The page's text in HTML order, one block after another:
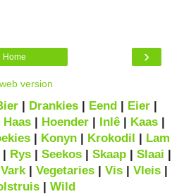
›
Home
version
| Drankies| Eend| Eier|
Haas | Hoender | Inlê | Kaas |
| Konyn | Krokodil | Lam
Rys| Seekos| Skaap| Slaai |
Vark| Vegetaries| Vis| Vleis|
| Wild